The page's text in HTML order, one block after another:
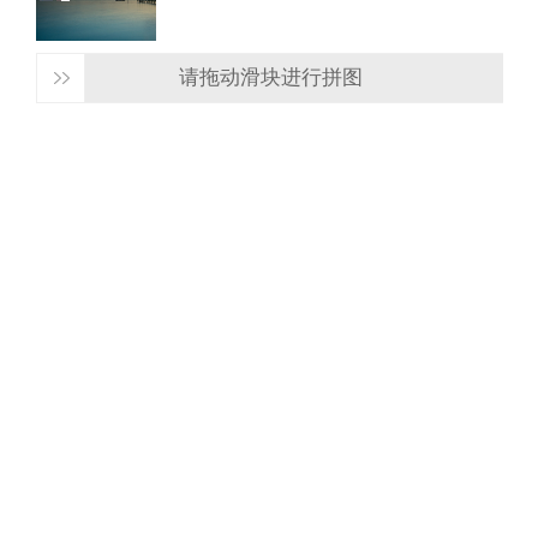
请拖动滑块进行拼图